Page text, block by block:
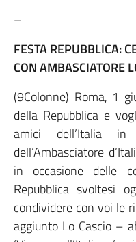
–
FESTA REPUBBLICA:
CON AMBASCIATORE
(9Colonne) Roma, 1
della Repubblica e
amici dell’Italia
dell’Ambasciatore
in occasione delle
Repubblica svoltesi
condividere con voi le
aggiunto Lo Cascio –